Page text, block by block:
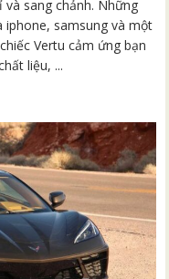
và sang chảnh. Những
iphone, samsung và một
Vertu cảm ứng bạn
liệu, ...